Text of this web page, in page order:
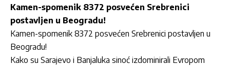
Kamen-spomenik 8372 posvećen Srebrenici
postavljen u Beogradu!
Kamen-spomenik 8372 posvećen Srebrenici postavljen u
Beogradu!
Kako su Sarajevo i Banjaluka sinoć izdominirali Evropom